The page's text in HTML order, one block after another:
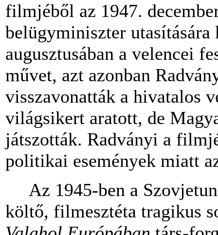
filmjéből az 1947.
belügyminiszter
augusztusában a velencei
művet, azt azonban
visszavonatták a hivatalos
világsikert aratott, de
játszották. Radványi a
politikai események miatt
Az 1945-ben a
költő, filmesztéta tragikus